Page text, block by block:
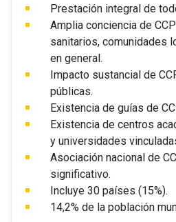
Prestación integral de
Amplia conciencia de
sanitarios, comunidades
en general.
Impacto sustancial de
públicas.
Existencia de guías de
Existencia de centros
y universidades
Asociación nacional de
significativo.
Incluye 30 países (15%).
14,2% de la población